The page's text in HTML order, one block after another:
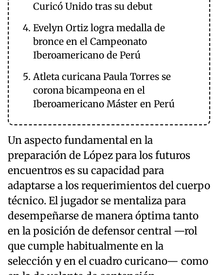
Curicó Unido tras su debut
Evelyn Ortiz logra medalla de
bronce en el Campeonato
Iberoamericano de Perú
Atleta curicana Paula Torres se
corona bicampeona en el
Iberoamericano Máster en Perú
Un aspecto fundamental en la
preparación de López para los futuros
encuentros es su capacidad para
adaptarse a los requerimientos del cuerpo
técnico. El jugador se mentaliza para
desempeñarse de manera óptima tanto
en la posición de defensor central —rol
que cumple habitualmente en la
selección y en el cuadro curicano— como